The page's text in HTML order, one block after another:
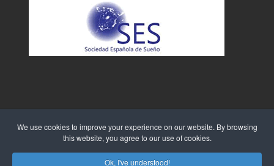
We use cookies to improve your experience on our website. By browsing
this website, you agree to our use of cookies.
Ok, I've understood!